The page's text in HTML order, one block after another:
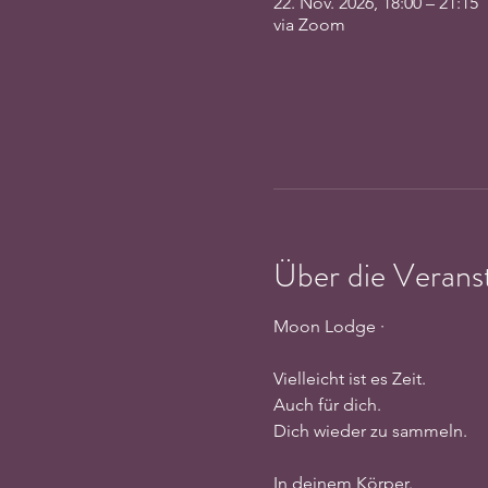
via Zoom
Über die
Moon Lodge ·
Vielleicht ist es Zeit.
Auch für dich.
Dich wieder zu sammeln.
In deinem Körper.